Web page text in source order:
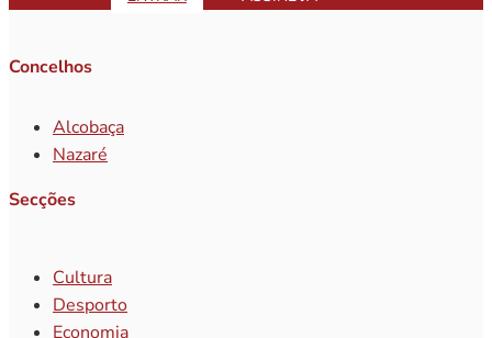
Concelhos
Alcobaça
Nazaré
Secções
Cultura
Desporto
Economia